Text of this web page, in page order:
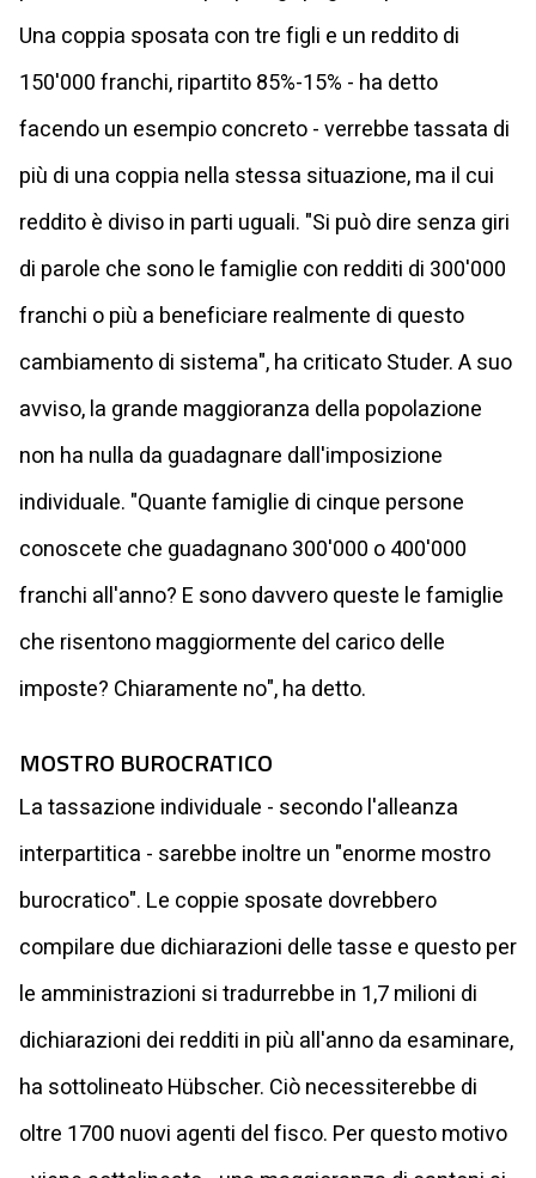
Una coppia sposata con tre figli e un reddito di
150'000 franchi, ripartito 85%-15% - ha detto
facendo un esempio concreto - verrebbe tassata di
più di una coppia nella stessa situazione, ma il cui
reddito è diviso in parti uguali. "Si può dire senza giri
di parole che sono le famiglie con redditi di 300'000
franchi o più a beneficiare realmente di questo
cambiamento di sistema", ha criticato Studer. A suo
avviso, la grande maggioranza della popolazione
non ha nulla da guadagnare dall'imposizione
individuale. "Quante famiglie di cinque persone
conoscete che guadagnano 300'000 o 400'000
franchi all'anno? E sono davvero queste le famiglie
che risentono maggiormente del carico delle
imposte? Chiaramente no", ha detto.
MOSTRO BUROCRATICO
La tassazione individuale - secondo l'alleanza
interpartitica - sarebbe inoltre un "enorme mostro
burocratico". Le coppie sposate dovrebbero
compilare due dichiarazioni delle tasse e questo per
le amministrazioni si tradurrebbe in 1,7 milioni di
dichiarazioni dei redditi in più all'anno da esaminare,
ha sottolineato Hübscher. Ciò necessiterebbe di
oltre 1700 nuovi agenti del fisco. Per questo motivo